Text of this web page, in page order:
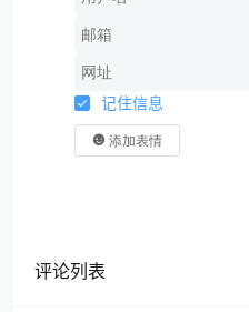
记住信息
添加表情
评论列表